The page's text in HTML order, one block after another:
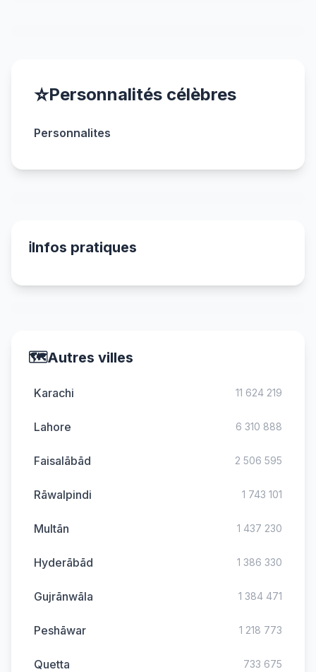
⭐Personnalités célèbres
Personnalites
ℹ️Infos pratiques
🗺️Autres villes
Karachi 11 624 219
Lahore 6 310 888
Faisalābād 2 506 595
Rāwalpindi 1 743 101
Multān 1 437 230
Hyderābād 1 386 330
Gujrānwāla 1 384 471
Peshāwar 1 218 773
Quetta 733 675